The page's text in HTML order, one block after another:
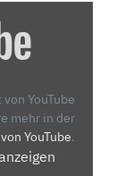
YouTube
mehr in der
YouTube.